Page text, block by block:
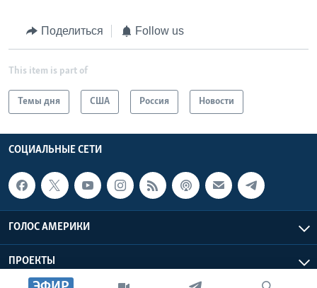
Поделиться Follow us
This item is part of
Темы дня США Россия Новости
СОЦИАЛЬНЫЕ СЕТИ
ГОЛОС АМЕРИКИ
ПРОЕКТЫ